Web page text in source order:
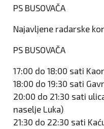
PS BUSOVAČA
Najavljene radarske
PS BUSOVAČA
17:00 do 18:00 sati
18:00 do 19:30 sati
20:00 do 21:30 sati
naselje Luka)
21:30 do 22:30 sati